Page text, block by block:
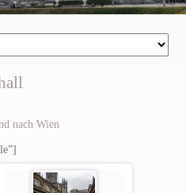
nach Wien